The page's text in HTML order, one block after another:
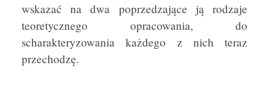
wskazać na dwa poprzedzające ją rodzaje
teoretycznego opracowania, do
scharakteryzowania każdego z nich teraz
przechodzę.